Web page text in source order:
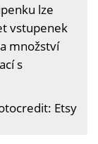
lze
vstupenek
množství
s
Etsy